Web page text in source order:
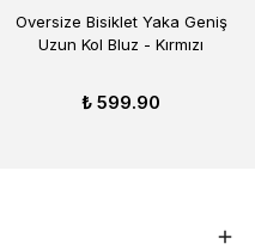
Oversize Bisiklet Yaka Geniş
Uzun Kol Bluz - Kırmızı
₺ 599.90